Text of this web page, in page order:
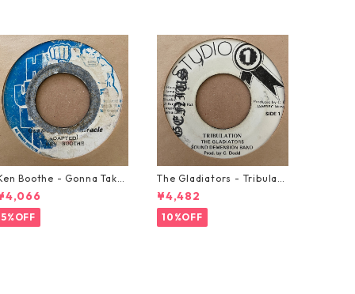
Boothe - Gonna Take
Miracle【7-21362】
5%OFF
The Gladiators - Tribulati
on【7-21365】
¥4,482
10%OFF